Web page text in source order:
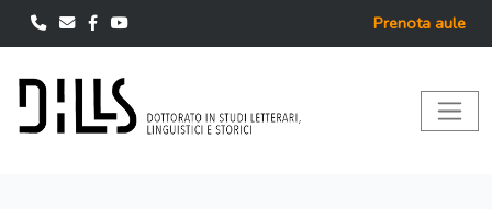
Prenota aule